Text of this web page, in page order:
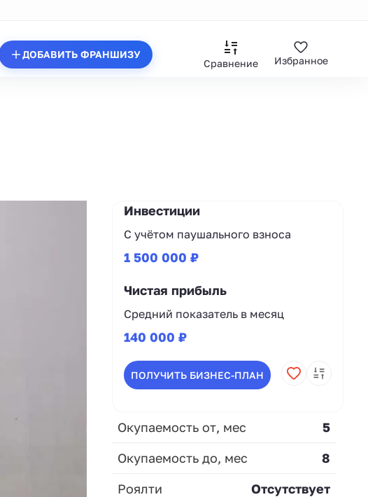
ДОБАВИТЬ ФРАНШИЗУ
Сравнение Избранное
Инвестиции
С учётом паушального взноса
1 500 000 ₽
Чистая прибыль
Средний показатель в месяц
140 000 ₽
ПОЛУЧИТЬ БИЗНЕС-ПЛАН
Окупаемость от, мес
5
Окупаемость до, мес
8
Роялти
Отсутствует